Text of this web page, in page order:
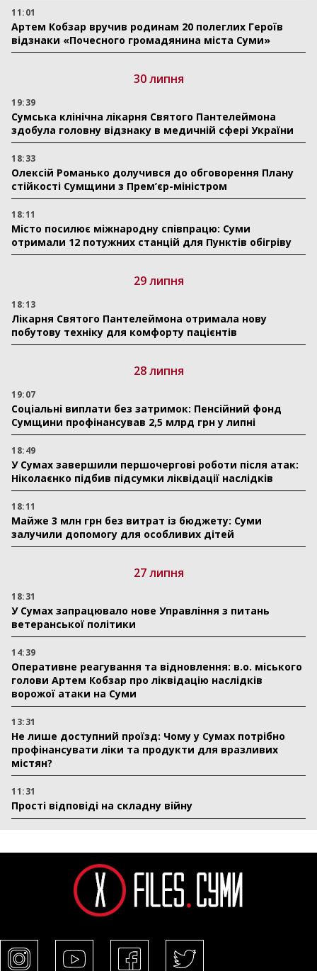
11:01
Артем Кобзар вручив родинам 20 полеглих Героїв
відзнаки «Почесного громадянина міста Суми»
30 липня
19:39
Сумська клінічна лікарня Святого Пантелеймона
здобула головну відзнаку в медичній сфері України
18:33
Олексій Романько долучився до обговорення Плану
стійкості Сумщини з Прем’єр-міністром
18:11
Місто посилює міжнародну співпрацю: Суми
отримали 12 потужних станцій для Пунктів обігріву
29 липня
18:13
Лікарня Святого Пантелеймона отримала нову
побутову техніку для комфорту пацієнтів
28 липня
19:07
Соціальні виплати без затримок: Пенсійний фонд
Сумщини профінансував 2,5 млрд грн у липні
18:49
У Сумах завершили першочергові роботи після атак:
Ніколаєнко підбив підсумки ліквідації наслідків
18:11
Майже 3 млн грн без витрат із бюджету: Суми
залучили допомогу для особливих дітей
27 липня
18:31
У Сумах запрацювало нове Управління з питань
ветеранської політики
14:39
Оперативне реагування та відновлення: в.о. міського
голови Артем Кобзар про ліквідацію наслідків
ворожої атаки на Суми
13:31
Не лише доступний проїзд: Чому у Сумах потрібно
профінансувати ліки та продукти для вразливих
містян?
11:31
Прості відповіді на складну війну